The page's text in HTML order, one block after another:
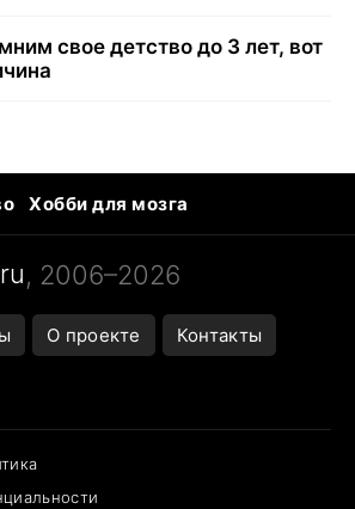
свое детство до 3 лет, вот
Хобби для мозга
Тунцы в океанариуме
, 2006–2026
О проекте Контакты